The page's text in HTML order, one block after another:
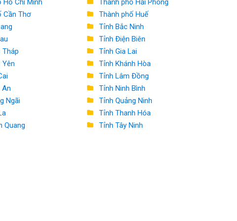
Hồ Chí Minh
Thành phố Hải Phòng
Cần Thơ
Thành phố Huế
Tỉnh Bắc Ninh
Tỉnh Điện Biên
Tỉnh Gia Lai
Yên
Tỉnh Khánh Hòa
Tỉnh Lâm Đồng
An
Tỉnh Ninh Bình
Ngãi
Tỉnh Quảng Ninh
Tỉnh Thanh Hóa
Quang
Tỉnh Tây Ninh